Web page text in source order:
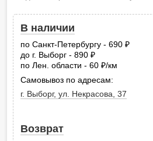
В наличии
по Санкт-Петербургу - 690
до г. Выборг - 890
по Лен. области - 60
руб.
/км
Самовывоз по адресам:
г. Выборг, ул. Некрасова, 37
Возврат